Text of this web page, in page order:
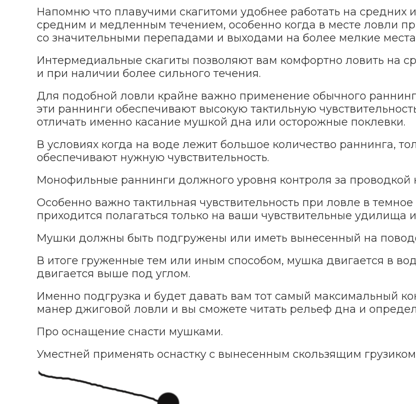
Напомню что плавучими скагитоми удобнее работать на средних
средним и медленным течением, особенно когда в месте ловли
со значительными перепадами и выходами на более мелкие
Интермедиальные скагиты позволяют вам комфортно ловить на
и при наличии более сильного течения.
Для подобной ловли крайне важно применение обычного
эти раннинги обеспечивают высокую тактильную
отличать именно касание мушкой дна или осторожные поклевки.
В условиях когда на воде лежит большое количество раннинга,
обеспечивают нужную чувствительность.
Монофильные раннинги должного уровня контроля за
Особенно важно тактильная чувствительность при ловле в темное
приходится полагаться только на ваши чувствительные удилища
Мушки должны быть подгружены или иметь вынесенный на
В итоге груженные тем или иным способом, мушка двигается в
двигается выше под углом.
Именно подгрузка и будет давать вам тот самый максимальный
манер джиговой ловли и вы сможете читать рельеф дна и
Про оснащение снасти мушками.
Уместней применять оснастку с вынесенным скользящим